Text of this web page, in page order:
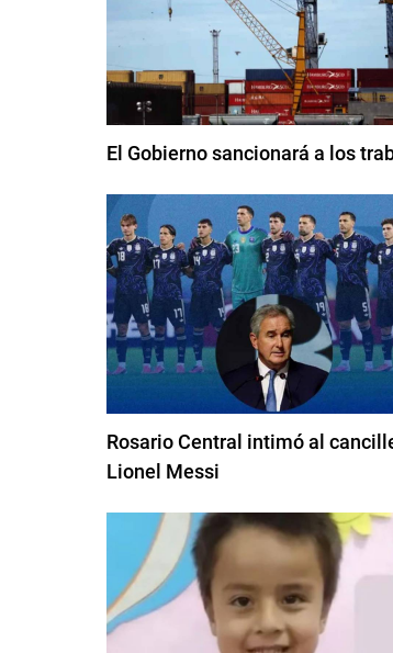
El Gobierno sancionará a los
Rosario Central intimó al
Lionel Messi